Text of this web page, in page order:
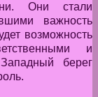
Они стали
важность
возможность
и
берег